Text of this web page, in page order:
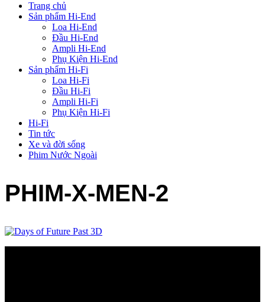
Trang chủ
Sản phẩm Hi-End
Loa Hi-End
Đầu Hi-End
Ampli Hi-End
Phụ Kiện Hi-End
Sản phẩm Hi-Fi
Loa Hi-Fi
Đầu Hi-Fi
Ampli Hi-Fi
Phụ Kiện Hi-Fi
Hi-Fi
Tin tức
Xe và đời sống
Phim Nước Ngoài
PHIM-X-MEN-2